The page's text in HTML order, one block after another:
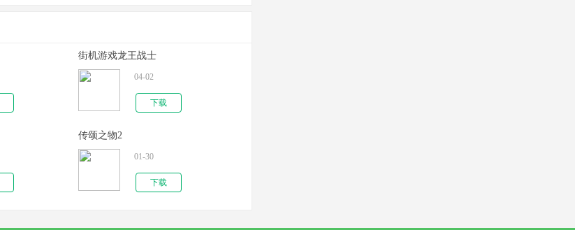
街机游戏龙王战士
04-02
下载
传颂之物2
01-30
下载